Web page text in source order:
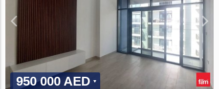
950 000 AED